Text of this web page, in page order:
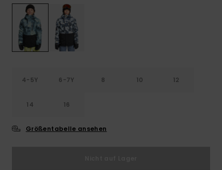
4-5Y 6-7Y 8 10 12
14 16
Größentabelle ansehen